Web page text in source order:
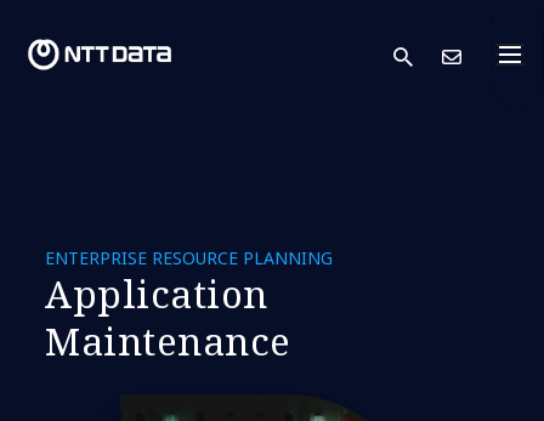
search
ENTERPRISE RESOURCE PLANNING
Application
Maintenance